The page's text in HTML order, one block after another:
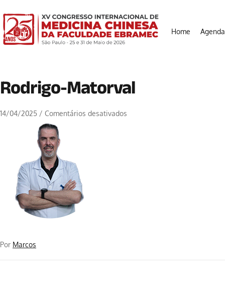
Home Agenda
Rodrigo-Matorval
14/04/2025 / Comentários desativados
Por Marcos